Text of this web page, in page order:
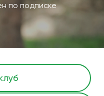
по подписке